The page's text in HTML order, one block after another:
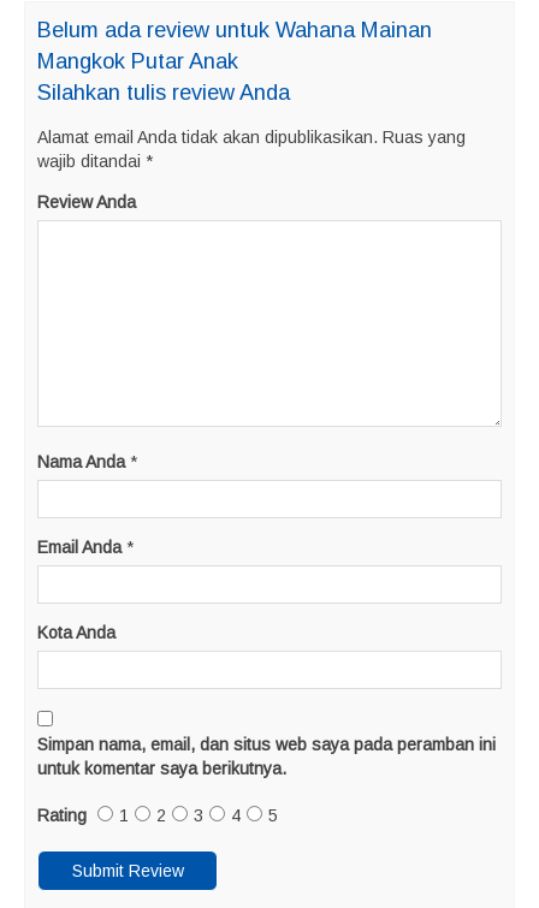
Belum ada review untuk Wahana Mainan
Mangkok Putar Anak
Silahkan tulis review Anda
Alamat email Anda tidak akan dipublikasikan. Ruas yang
wajib ditandai *
Review Anda
Nama Anda *
Email Anda *
Kota Anda
Simpan nama, email, dan situs web saya pada peramban ini
untuk komentar saya berikutnya.
Rating 1 2 3 4 5